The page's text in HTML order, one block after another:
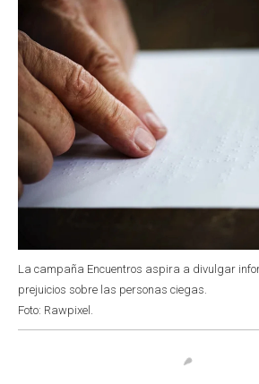
p
n
La campaña Encuentros aspira a divulgar
prejuicios sobre las personas ciegas.
Foto: Rawpixel.